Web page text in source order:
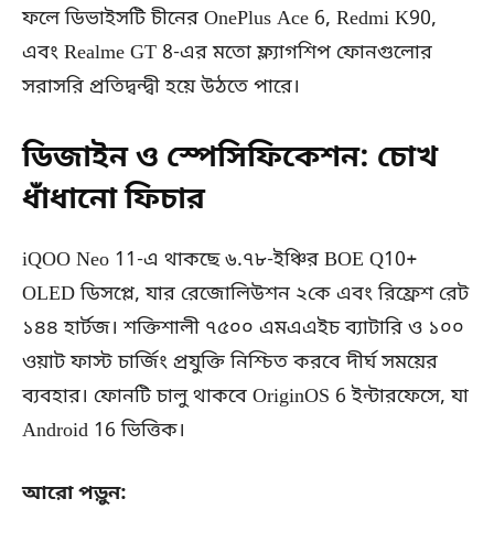
ফলে ডিভাইসটি চীনের OnePlus Ace 6, Redmi K90,
এবং Realme GT 8-এর মতো ফ্ল্যাগশিপ ফোনগুলোর
সরাসরি প্রতিদ্বন্দ্বী হয়ে উঠতে পারে।
ডিজাইন ও স্পেসিফিকেশন: চোখ
ধাঁধানো ফিচার
iQOO Neo 11-এ থাকছে ৬.৭৮-ইঞ্চির BOE Q10+
OLED ডিসপ্লে, যার রেজোলিউশন ২কে এবং রিফ্রেশ রেট
১৪৪ হার্টজ। শক্তিশালী ৭৫০০ এমএএইচ ব্যাটারি ও ১০০
ওয়াট ফাস্ট চার্জিং প্রযুক্তি নিশ্চিত করবে দীর্ঘ সময়ের
ব্যবহার। ফোনটি চালু থাকবে OriginOS 6 ইন্টারফেসে, যা
Android 16 ভিত্তিক।
আরো পড়ুন: